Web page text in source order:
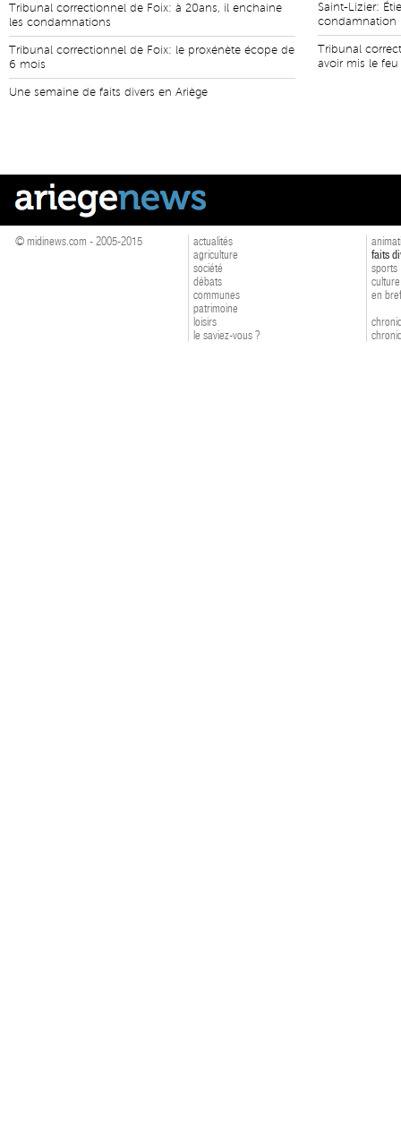
Tribunal correctionnel de Foix: à 20ans, il enchaine
les condamnations
Tribunal correctionnel de Foix: le proxénète écope de
6 mois
Une semaine de faits divers en Ariège
Saint-Lizier:
condamnation
Tribunal
avoir mis le feu
© midinews.com - 2005-2015
actualités
agriculture
société
débats
communes
patrimoine
loisirs
le saviez-vous ?
faits
sports
culture
en bref